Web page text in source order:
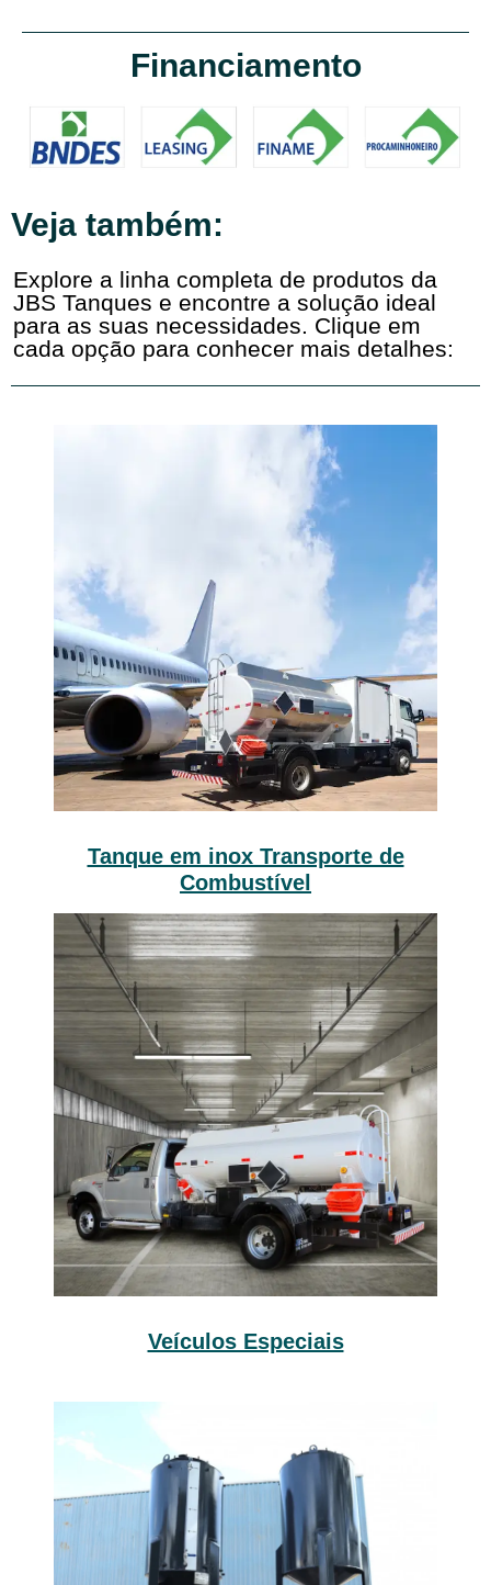
Financiamento
Veja também:
Explore a linha completa de produtos da
JBS Tanques e encontre a solução ideal
para as suas necessidades. Clique em
cada opção para conhecer mais detalhes:
Tanque em inox Transporte de
Combustível
Veículos Especiais